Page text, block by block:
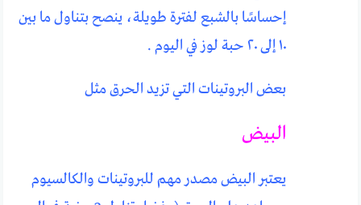
إحساسًا بالشبع لفترة طويلة، ينصح بتناول ما بين
١٠ إلى ٢٠ حبة لوز في اليوم .
بعض البروتينات التي تزيد الحرق مثل
البيض
يعتبر البيض مصدر مهم للبروتينات والكالسيوم